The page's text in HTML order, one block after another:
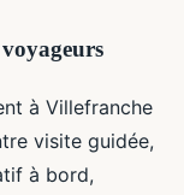
à Villefranche
visite guidée,
à bord,